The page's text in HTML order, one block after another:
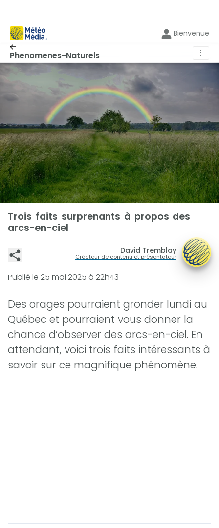
Bienvenue
Phenomenes-Naturels ⋮
Trois faits surprenants à propos des
arcs-en-ciel
David Tremblay
Créateur de contenu et présentateur
Publié le 25 mai 2025 à 22h43
Des orages pourraient gronder lundi au
Québec et pourraient vous donner la
chance d’observer des arcs-en-ciel. En
attendant, voici trois faits intéressants à
savoir sur ce magnifique phénomène.